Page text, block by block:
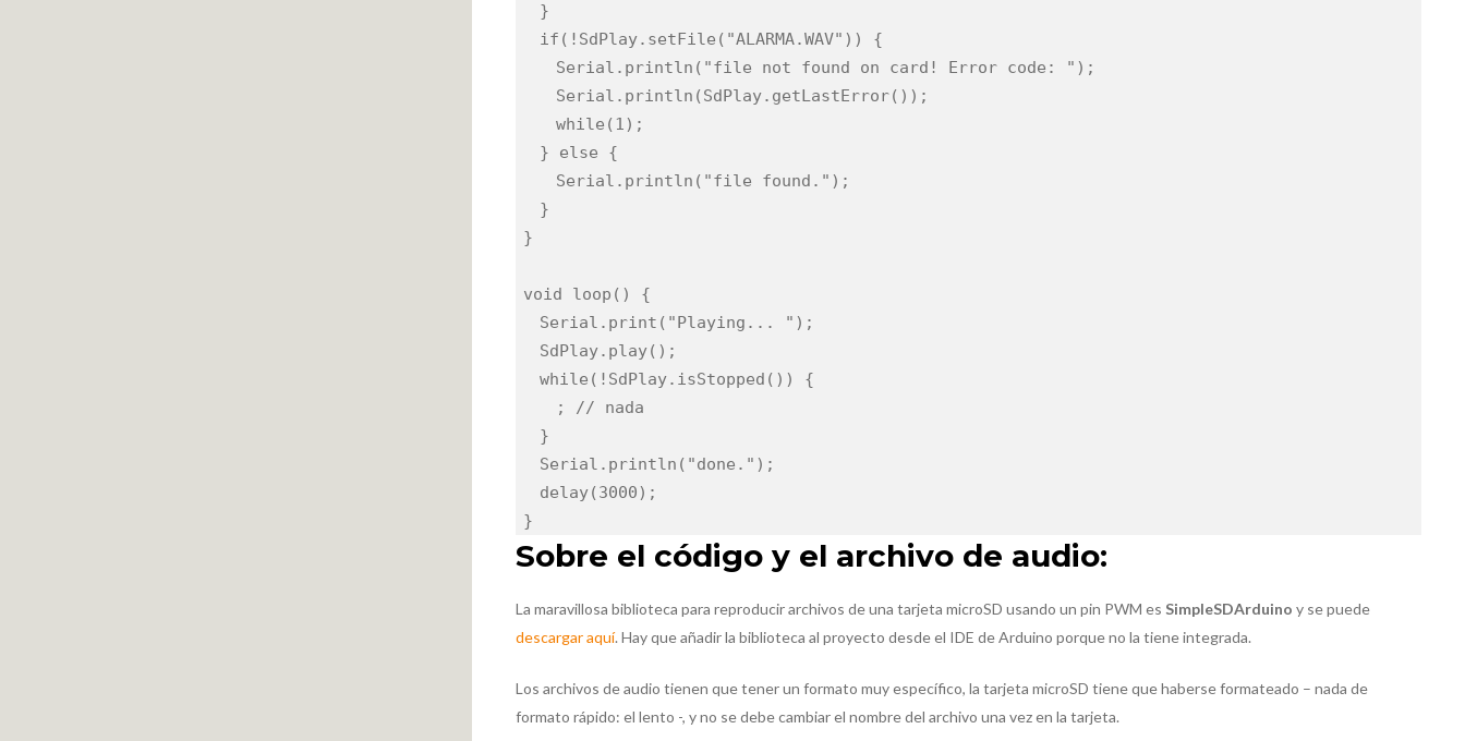
}
if(!SdPlay.setFile("ALARMA.WAV")) {
Serial.println("file not found on card! Error code: ");
Serial.println(SdPlay.getLastError());
while(1);
} else {
Serial.println("file found.");
}
}
void loop() {
Serial.print("Playing... ");
SdPlay.play();
while(!SdPlay.isStopped()) {
; // nada
}
Serial.println("done.");
delay(3000);
}
Sobre el código y el archivo de audio:
La maravillosa biblioteca para reproducir archivos de una tarjeta microSD usando un pin PWM es SimpleSDArduino y se puede
descargar aquí. Hay que añadir la biblioteca al proyecto desde el IDE de Arduino porque no la tiene integrada.
Los archivos de audio tienen que tener un formato muy específico, la tarjeta microSD tiene que haberse formateado – nada de
formato rápido: el lento -, y no se debe cambiar el nombre del archivo una vez en la tarjeta.